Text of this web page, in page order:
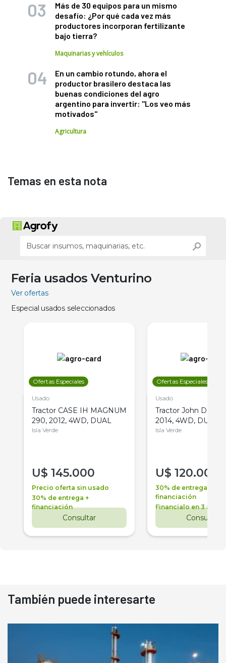
Más de 30 equipos para un mismo
desafío: ¿Por qué cada vez más
productores incorporan fertilizante
bajo tierra?
Maquinarias y vehículos
En un cambio rotundo, ahora el
productor brasilero destaca las
buenas condiciones del agro
argentino para invertir: "Los veo más
motivados"
Agricultura
Temas en esta nota
Feria usados Venturino
Ver ofertas
Especial usados seleccionados
Ofertas Especiales
Usado
Tractor CASE IH MAGNUM
290, 2012, 4WD, DUAL
Isla Verde
U$ 145.000
Precio oferta sin usado
30% de entrega +
financiación
Consultar
Ofertas Especiales
Usado
Tractor John Deere
2014, 4WD, DUAL
Isla Verde
U$ 120.000
30% de entrega +
financiación
Financialo en 3 años
Consultar
También puede interesarte